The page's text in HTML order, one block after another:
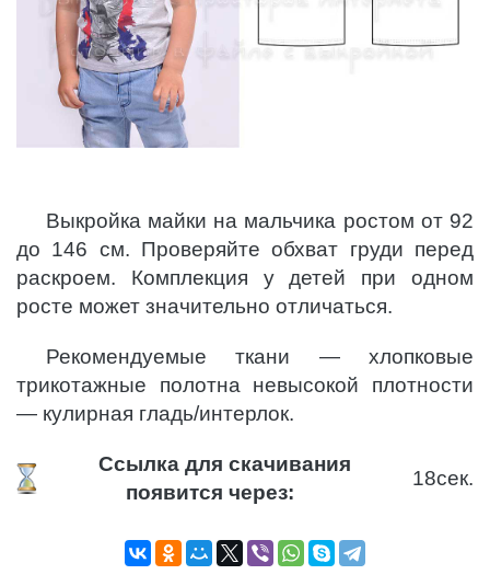
Выкройка майки на мальчика ростом от 92
до 146 см. Проверяйте обхват груди перед
раскроем. Комплекция у детей при одном
росте может значительно отличаться.
Рекомендуемые ткани — хлопковые
трикотажные полотна невысокой плотности
— кулирная гладь/интерлок.
Ссылка для скачивания
появится через:
17сек.